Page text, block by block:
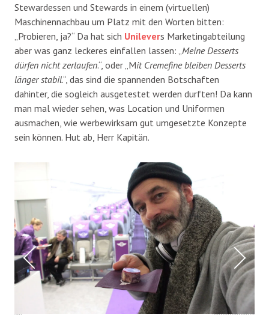
Stewardessen und Stewards in einem (virtuellen)
Maschinennachbau um Platz mit den Worten bitten:
„Probieren, ja?“ Da hat sich Unilevers Marketingabteilung
aber was ganz leckeres einfallen lassen: „ Meine Desserts
dürfen nicht zerlaufen.“, oder „Mit Cremefine bleiben Desserts
länger stabil.“, das sind die spannenden Botschaften
dahinter, die sogleich ausgetestet werden durften! Da kann
man mal wieder sehen, was Location und Uniformen
ausmachen, wie werbewirksam gut umgesetzte Konzepte
sein können. Hut ab, Herr Kapitän.